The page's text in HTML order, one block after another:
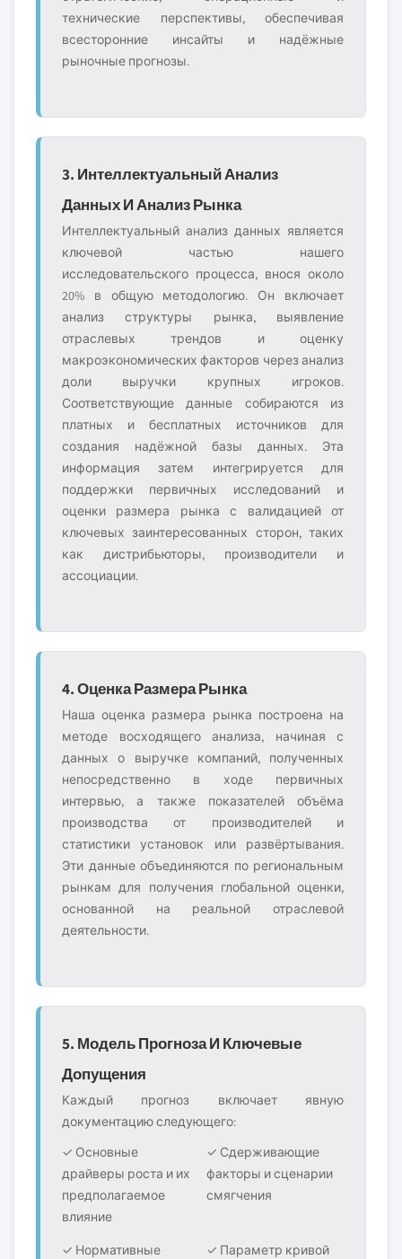
технические перспективы, обеспечивая
всесторонние инсайты и надёжные
рыночные прогнозы.
3. Интеллектуальный Анализ
Данных И Анализ Рынка
Интеллектуальный анализ данных является
ключевой частью нашего
исследовательского процесса, внося около
20% в общую методологию. Он включает
анализ структуры рынка, выявление
отраслевых трендов и оценку
макроэкономических факторов через анализ
доли выручки крупных игроков.
Соответствующие данные собираются из
платных и бесплатных источников для
создания надёжной базы данных. Эта
информация затем интегрируется для
поддержки первичных исследований и
оценки размера рынка с валидацией от
ключевых заинтересованных сторон, таких
как дистрибьюторы, производители и
ассоциации.
4. Оценка Размера Рынка
Наша оценка размера рынка построена на
методе восходящего анализа, начиная с
данных о выручке компаний, полученных
непосредственно в ходе первичных
интервью, а также показателей объёма
производства от производителей и
статистики установок или развёртывания.
Эти данные объединяются по региональным
рынкам для получения глобальной оценки,
основанной на реальной отраслевой
деятельности.
5. Модель Прогноза И Ключевые
Допущения
Каждый прогноз включает явную
документацию следующего:
✓ Основные
драйверы роста и их
предполагаемое
влияние
✓ Сдерживающие
факторы и сценарии
смягчения
✓ Нормативные
✓ Параметр кривой